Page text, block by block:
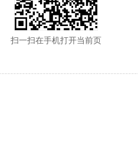
扫一扫在手机打开当前页